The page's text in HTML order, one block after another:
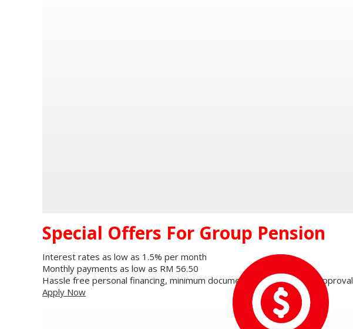
Special Offers For Group Pension
Interest rates as low as 1.5% per month
Monthly payments as low as RM 56.50
Hassle free personal financing, minimum documentation and instant approval
Apply Now